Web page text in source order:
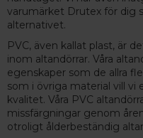
varumärket Drutex för dig
alternativet.
PVC, även kallat plast, är
inom altandörrar. Våra
egenskaper som de allra
som i övriga material vill vi
kvalitet. Våra PVC
missfärgningar genom
otroligt ålderbeständig